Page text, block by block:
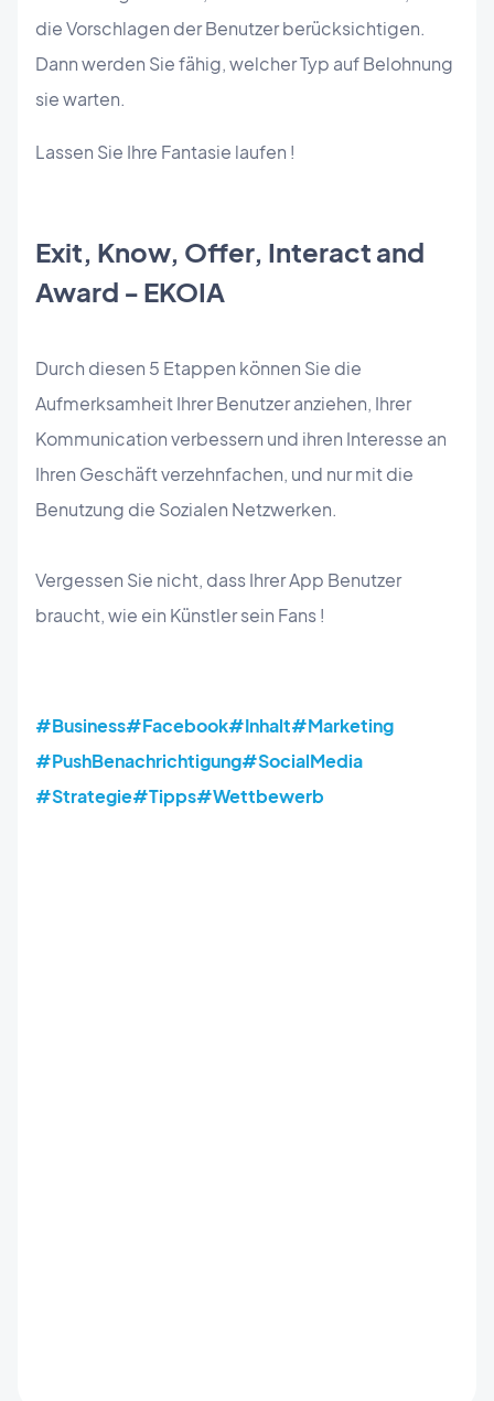
die Vorschlagen der Benutzer berücksichtigen.
Dann werden Sie fähig, welcher Typ auf Belohnung
sie warten.
Lassen Sie Ihre Fantasie laufen !
Exit, Know, Offer, Interact and
Award - EKOIA
Durch diesen 5 Etappen können Sie die
Aufmerksamheit Ihrer Benutzer anziehen, Ihrer
Kommunication verbessern und ihren Interesse an
Ihren Geschäft verzehnfachen, und nur mit die
Benutzung die Sozialen Netzwerken.
Vergessen Sie nicht, dass Ihrer App Benutzer
braucht, wie ein Künstler sein Fans !
#Business#Facebook#Inhalt#Marketing
#PushBenachrichtigung#SocialMedia
#Strategie#Tipps#Wettbewerb